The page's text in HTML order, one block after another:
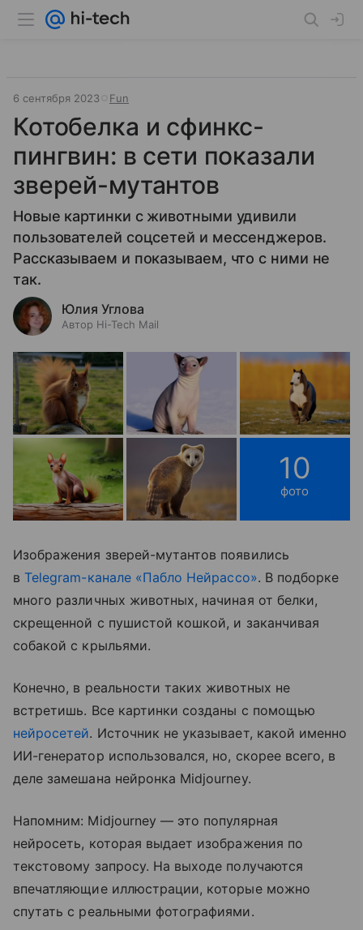
6 сентября 2023 Fun
Котобелка и сфинкс-
пингвин: в сети показали
зверей-мутантов
Новые картинки с животными удивили
пользователей соцсетей и мессенджеров.
Рассказываем и показываем, что с ними не
так.
Юлия Углова
Автор Hi-Tech Mail
10
фото
Изображения зверей-мутантов появились
в Telegram-канале «Пабло Нейрассо». В подборке
много различных животных, начиная от белки,
скрещенной с пушистой кошкой, и заканчивая
собакой с крыльями.
Конечно, в реальности таких животных не
встретишь. Все картинки созданы с помощью
нейросетей. Источник не указывает, какой именно
ИИ-генератор использовался, но, скорее всего, в
деле замешана нейронка Midjourney.
Напомним: Midjourney — это популярная
нейросеть, которая выдает изображения по
текстовому запросу. На выходе получаются
впечатляющие иллюстрации, которые можно
спутать с реальными фотографиями.